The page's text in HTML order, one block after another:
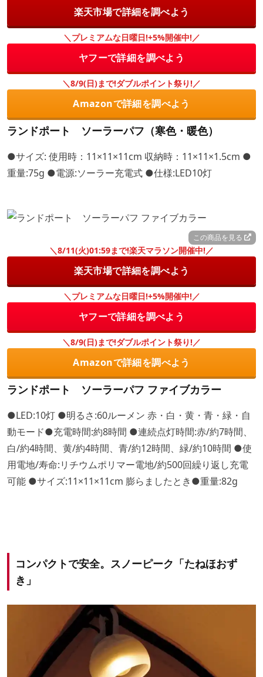
楽天市場で詳細を調べよう
＼プレミアムな日曜日!+5%開催中!／
ヤフーで詳細を調べよう
＼8/9(日)まで!ダブルポイント祭り!／
Amazonで詳細を調べよう
ランドポート ソーラーパフ（寒色・暖色）
●サイズ: 使用時：11×11×11cm 収納時：11×11×1.5cm ●
重量:75g ●電源:ソーラー充電式 ●仕様:LED10灯
この商品を見る
＼8/11(火)01:59まで!楽天マラソン開催中!／
楽天市場で詳細を調べよう
＼プレミアムな日曜日!+5%開催中!／
ヤフーで詳細を調べよう
＼8/9(日)まで!ダブルポイント祭り!／
Amazonで詳細を調べよう
ランドポート ソーラーパフ ファイブカラー
●LED:10灯 ●明るさ:60ルーメン 赤・白・黄・青・緑・自
動モード●充電時間:約8時間 ●連続点灯時間:赤/約7時間、
白/約4時間、黄/約4時間、青/約12時間、緑/約10時間 ●使
用電地/寿命:リチウムポリマー電地/約500回繰り返し充電
可能 ●サイズ:11×11×11cm 膨らましたとき●重量:82g
コンパクトで安全。スノーピーク「たねほおず
き」